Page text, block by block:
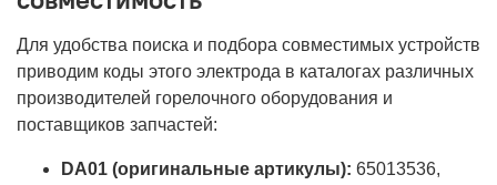
Для удобства поиска и подбора совместимых устройств
приводим коды этого электрода в каталогах различных
производителей горелочного оборудования и
поставщиков запчастей:
DA01 (оригинальные артикулы): 65013536,